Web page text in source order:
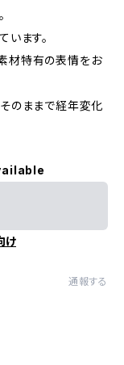
います。
材特有の表情をお
のままで経年変化
け
通報する